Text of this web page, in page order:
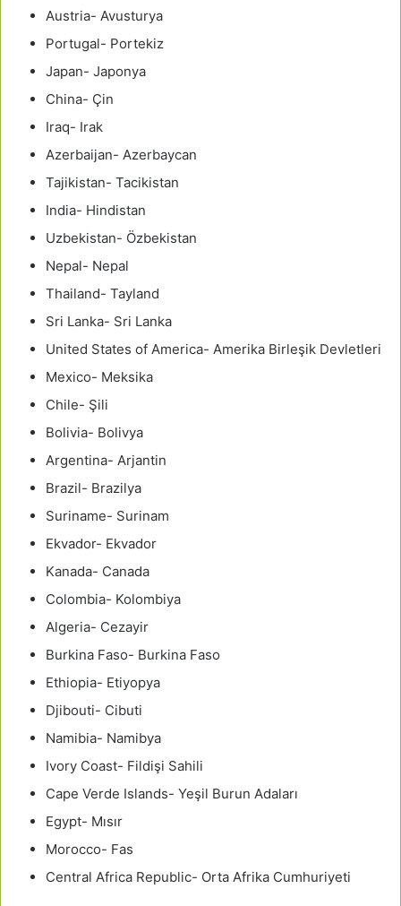
Austria- Avusturya
Portugal- Portekiz
Japan- Japonya
China- Çin
Iraq- Irak
Azerbaijan- Azerbaycan
Tajikistan- Tacikistan
India- Hindistan
Uzbekistan- Özbekistan
Nepal- Nepal
Thailand- Tayland
Sri Lanka- Sri Lanka
United States of America- Amerika Birleşik Devletleri
Mexico- Meksika
Chile- Şili
Bolivia- Bolivya
Argentina- Arjantin
Brazil- Brazilya
Suriname- Surinam
Ekvador- Ekvador
Kanada- Canada
Colombia- Kolombiya
Algeria- Cezayir
Burkina Faso- Burkina Faso
Ethiopia- Etiyopya
Djibouti- Cibuti
Namibia- Namibya
Ivory Coast- Fildişi Sahili
Cape Verde Islands- Yeşil Burun Adaları
Egypt- Mısır
Morocco- Fas
Central Africa Republic- Orta Afrika Cumhuriyeti